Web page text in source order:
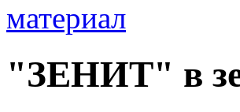
"ЗЕНИТ" в